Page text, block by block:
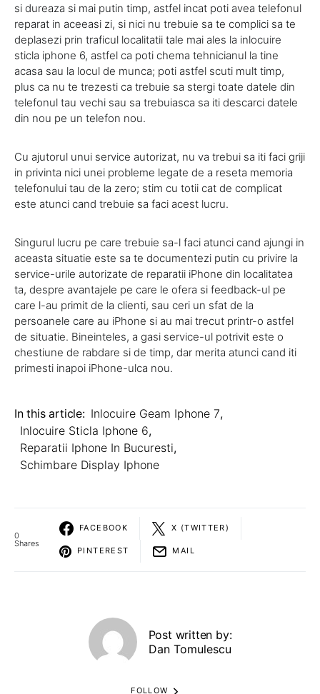
si dureaza si mai putin timp, astfel incat poti avea telefonul
reparat in aceeasi zi, si nici nu trebuie sa te complici sa te
deplasezi prin traficul localitatii tale mai ales la inlocuire
sticla iphone 6, astfel ca poti chema tehnicianul la tine
acasa sau la locul de munca; poti astfel scuti mult timp,
plus ca nu te trezesti ca trebuie sa stergi toate datele din
telefonul tau vechi sau sa trebuiasca sa iti descarci datele
din nou pe un telefon nou.
Cu ajutorul unui service autorizat, nu va trebui sa iti faci griji
in privinta nici unei probleme legate de a reseta memoria
telefonului tau de la zero; stim cu totii cat de complicat
este atunci cand trebuie sa faci acest lucru.
Singurul lucru pe care trebuie sa-l faci atunci cand ajungi in
aceasta situatie este sa te documentezi putin cu privire la
service-urile autorizate de reparatii iPhone din localitatea
ta, despre avantajele pe care le ofera si feedback-ul pe
care l-au primit de la clienti, sau ceri un sfat de la
persoanele care au iPhone si au mai trecut printr-o astfel
de situatie. Bineinteles, a gasi service-ul potrivit este o
chestiune de rabdare si de timp, dar merita atunci cand iti
primesti inapoi iPhone-ulca nou.
In this article: Inlocuire Geam Iphone 7,
Inlocuire Sticla Iphone 6,
Reparatii Iphone In Bucuresti,
Schimbare Display Iphone
0
Shares
FACEBOOK X (TWITTER)
PINTEREST MAIL
Post written by:
Dan Tomulescu
FOLLOW